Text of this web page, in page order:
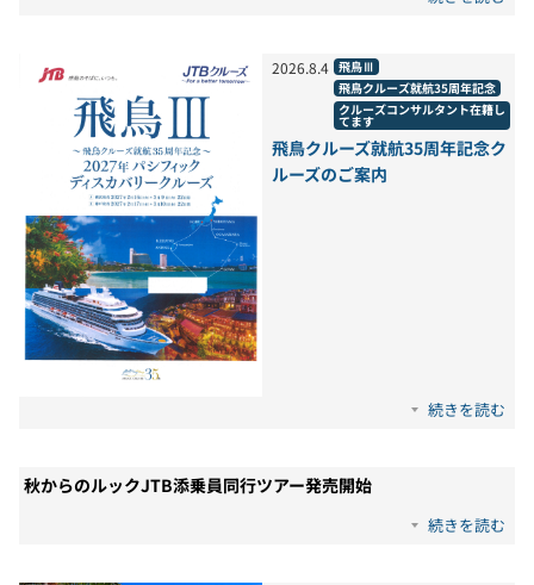
2026.8.4 飛鳥Ⅲ
飛鳥クルーズ就航35周年記念
クルーズコンサルタント在籍し
てます
飛鳥クルーズ就航35周年記念ク
ルーズのご案内
続きを読む
秋からのルックJTB添乗員同行ツアー発売開始
続きを読む